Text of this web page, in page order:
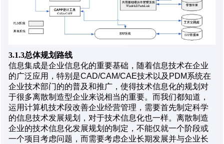
3.1.3总体规划路线
信息集成是企业信息化的重要基础，随着信息技术在企业
的广泛应用，特别是CAD/CAM/CAE技术以及PDM系统在
企业技术部门的的普及和推广，使得技术信息化的规划对
于很多离散制造型企业来说相当的重要。而我们都知道，
运用计算机技术段改善企业经营管理，需要首先制定科学
的信息技术发展规划，对于技术信息化也一样。离散制造
企业的技术信息化发展规划的制定，不能仅就一个阶段或
一个项目考虑问题，而需要考虑企业长期发展并与企业长